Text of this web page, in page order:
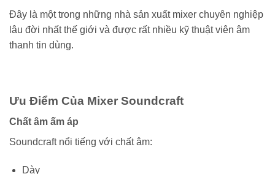
Đây là một trong những nhà sản xuất mixer chuyên nghiệp
lâu đời nhất thế giới và được rất nhiều kỹ thuật viên âm
thanh tin dùng.
Ưu Điểm Của Mixer Soundcraft
Chất âm ấm áp
Soundcraft nổi tiếng với chất âm:
Dày